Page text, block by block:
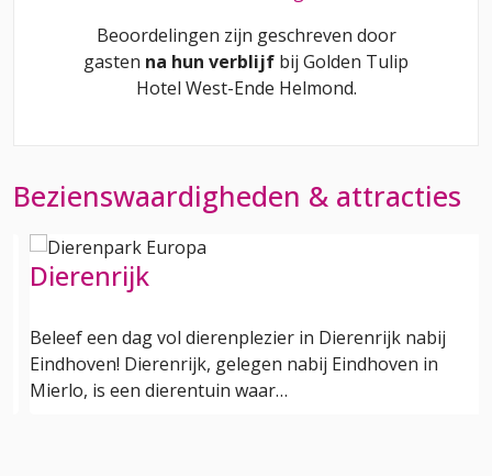
Beoordelingen zijn geschreven door
gasten na hun verblijf bij Golden Tulip
Hotel West-Ende Helmond.
Bezienswaardigheden & attracties
Dierenrijk
Beleef een dag vol dierenplezier in Dierenrijk nabij
Eindhoven! Dierenrijk, gelegen nabij Eindhoven in
Mierlo, is een dierentuin waar…